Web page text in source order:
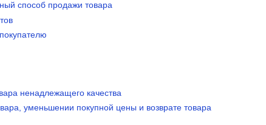
способ продажи товара
ненадлежащего качества
уменьшении покупной цены и возврате товара